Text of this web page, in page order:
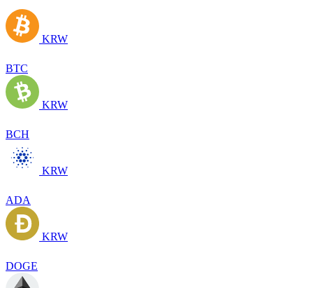
KRW
BTC
KRW
BCH
KRW
ADA
KRW
DOGE